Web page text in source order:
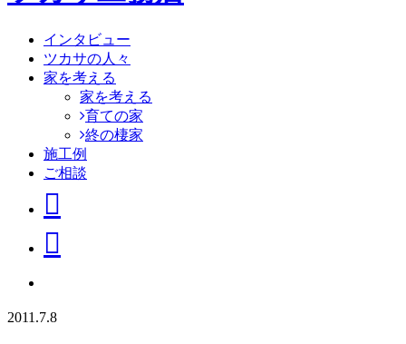
インタビュー
ツカサの人々
家を考える
家を考える
育ての家
終の棲家
施工例
ご相談
2011.7.8